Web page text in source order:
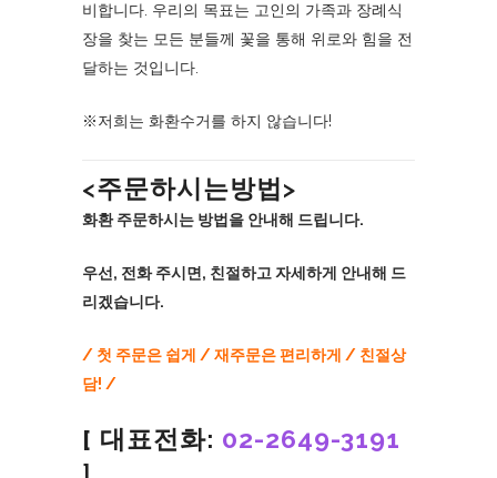
비합니다. 우리의 목표는 고인의 가족과 장례식
장을 찾는 모든 분들께 꽃을 통해 위로와 힘을 전
달하는 것입니다.
※저희는 화환수거를 하지 않습니다!
<주문하시는방법>
화환 주문하시는 방법을 안내해 드립니다.
우선, 전화 주시면, 친절하고 자세하게 안내해 드
리겠습니다.
/ 첫 주문은 쉽게 / 재주문은 편리하게 / 친절상
담! /
[ 대표전화: 02-2649-3191